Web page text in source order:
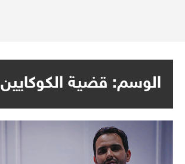
الوسم: قضية الكوكايين